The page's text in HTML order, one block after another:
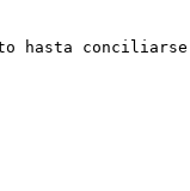
hasta conciliarse